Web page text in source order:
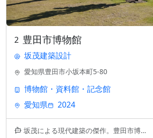
2 豊田市博物館
坂茂建築設計
愛知県豊田市小坂本町5-80
博物館・資料館・記念館
愛知県
2024
坂茂による現代建築の傑作。豊田市博物館は、2024年に竣工した最新の文化施設です。設計者の特徴である紙管構造や自然採光を